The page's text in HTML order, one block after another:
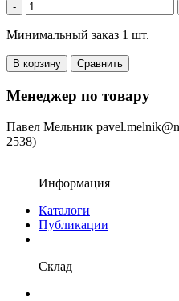
-
Минимальный заказ 1 шт.
В корзину Сравнить
Менеджер по товару
Павел Мельник
2538)
Информация
Каталоги
Публикации
Склад